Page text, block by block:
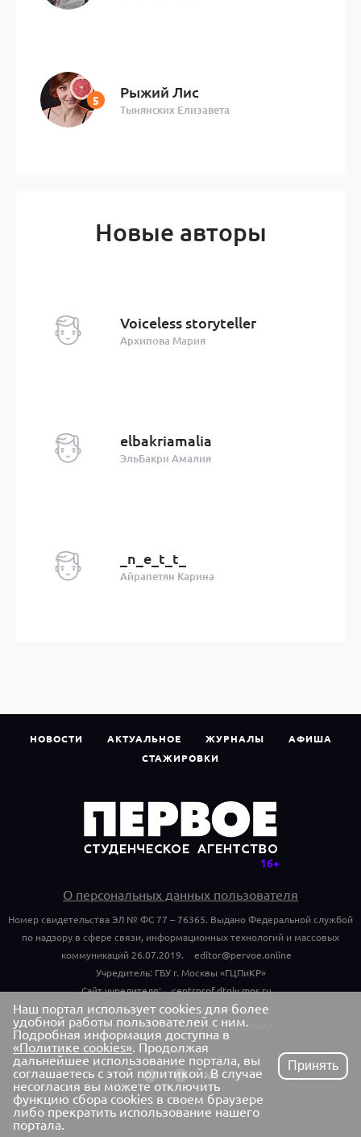
Рыжий Лис
Тынянских Елизавета
Новые авторы
Voiceless storyteller
Архипова Мария
elbakriamalia
ЭльБакри Амалия
_n_e_t_t_
Айрапетян Карина
НОВОСТИ АКТУАЛЬНОЕ ЖУРНАЛЫ
АФИША
СТАЖИРОВКИ
О персональных данных пользователя
Номер свидетельства ЭЛ № ФС 77 – 76365. Выдано Федеральной службой
по надзору в сфере связи, информационных технологий и массовых
коммуникаций 26.07.2019.
editor@pervoe.online
Учредитель: ГБУ г. Москвы «ГЦПиКР»
Сайт учредителя:
centrprof.dtoiv.mos.ru
Обращения граждан учредителю:
centrprof.dtoiv.mos.ru/public_reception/
Наш портал использует cookies для более
удобной работы пользователей с ним.
Подробная информация доступна в
«Политике cookies». Продолжая
дальнейшее использование портала, вы
соглашаетесь с этой политикой. В случае
несогласия вы можете отключить
функцию сбора cookies в своем браузере
либо прекратить использование нашего
портала.
Принять